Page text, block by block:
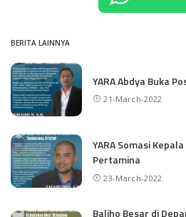
BERITA LAINNYA
YARA Abdya Buka
21-March-2022
YARA Somasi
Pertamina
23-March-2022
Baliho Besar di